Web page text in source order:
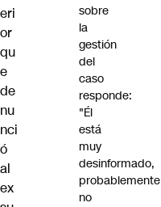
eri
or
qu
e
de
nu
nci
ó
al
ex
sobre
la
gestión
del
caso
responde:
"Él
está
muy
desinformado,
probablemente
no